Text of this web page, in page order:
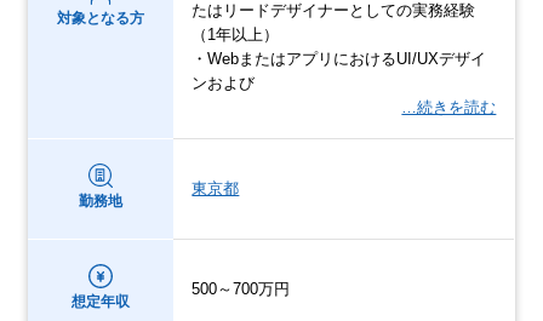
対象となる方
たはリードデザイナーとしての実務経験
（1年以上）
・WebまたはアプリにおけるUI/UXデザイ
ンおよび
…続きを読む
勤務地
東京都
想定年収
500～700万円